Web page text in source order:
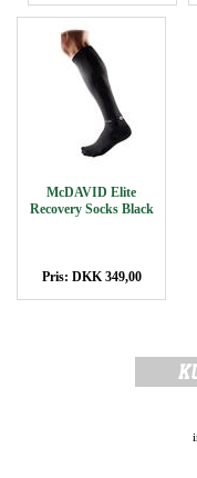
McDAVID Elite
Recovery Socks Black
Pris: DKK 349,00